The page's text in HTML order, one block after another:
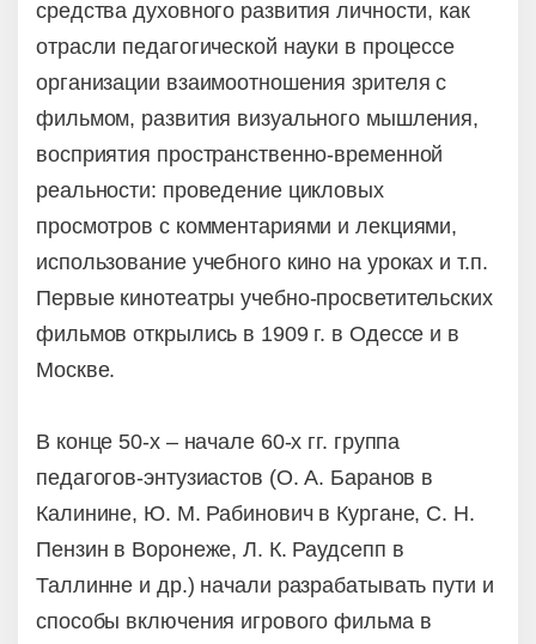
средства духовного развития личности, как
отрасли педагогической науки в процессе
организации взаимоотношения зрителя с
фильмом, развития визуального мышления,
восприятия пространственно-временной
реальности: проведение цикловых
просмотров с комментариями и лекциями,
использование учебного кино на уроках и т.п.
Первые кинотеатры учебно-просветительских
фильмов открылись в 1909 г. в Одессе и в
Москве.
В конце 50-х – начале 60-х гг. группа
педагогов-энтузиастов (О. А. Баранов в
Калинине, Ю. М. Рабинович в Кургане, С. Н.
Пензин в Воронеже, Л. К. Раудсепп в
Таллинне и др.) начали разрабатывать пути и
способы включения игрового фильма в